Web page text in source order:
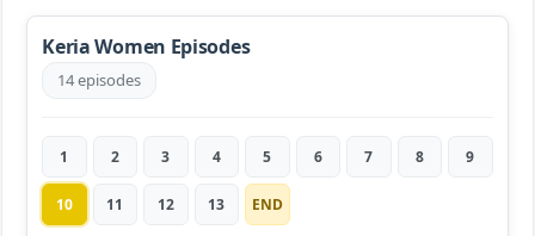
Keria Women Episodes
14 episodes
1 2 3 4 5 6 7 8 9
10 11 12 13 END